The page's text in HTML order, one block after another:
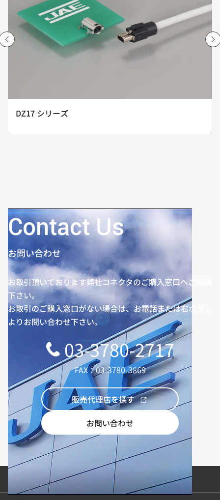
DZ17 シリーズ
Contact Us
お問い合わせ
お取引頂いております弊社コネクタのご購入窓口へご相談
下さい。
お取引のご購入窓口がない場合は、お電話または右ボタン
よりお問い合わせ下さい。
03-3780-2717
FAX：03-3780-3869
販売代理店を探す
お問い合わせ
製品カテゴリ